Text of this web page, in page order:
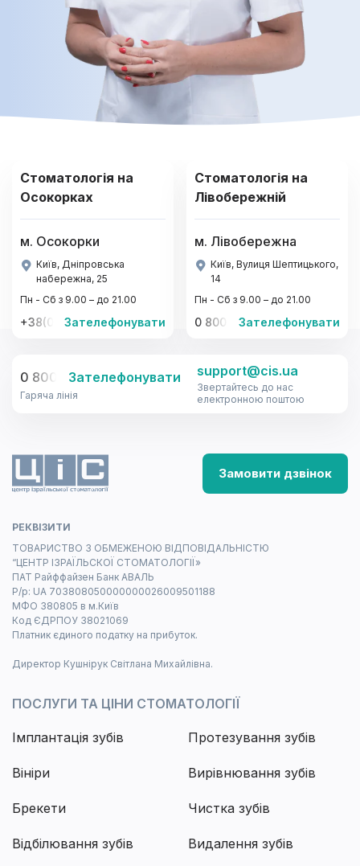
Стоматологія на
Осокорках
м. Осокорки
Київ, Дніпровська
набережна, 25
Пн - Сб з 9.00 – до 21.00
+38(067)-441-22-77, +38(095)-441-22-77
Зателефонувати
Стоматологія на
Лівобережній
м. Лівобережна
Київ, Вулиця Шептицького,
14
Пн - Сб з 9.00 – до 21.00
0 800 33-08-12Зателефонувати
0 800 33-08-12Зателефонувати
Гаряча лінія
support@cis.ua
Звертайтесь до нас
електронною поштою
Замовити дзвінок
РЕКВІЗИТИ
ТОВАРИСТВО З ОБМЕЖЕНОЮ ВІДПОВІДАЛЬНІСТЮ
“ЦЕНТР ІЗРАЇЛЬСКОЇ СТОМАТОЛОГІЇ»
ПАТ Райффайзен Банк АВАЛЬ
Р/р: UA 703808050000000026009501188
МФО 380805 в м.Київ
Код ЄДРПОУ 38021069
Платник єдиного податку на прибуток.
Директор Кушнірук Світлана Михайлівна.
ПОСЛУГИ ТА ЦІНИ СТОМАТОЛОГІЇ
Імплантація зубів Протезування зубів
Вініри Вирівнювання зубів
Брекети Чистка зубів
Відбілювання зубів Видалення зубів